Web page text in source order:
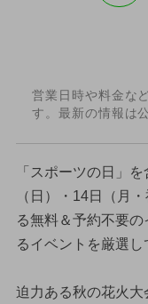
営業日時や料金な
す。最新の情報は
「スポーツの日」
（日）・14日（月
る無料＆予約不要
るイベントを厳選し
迫力ある秋の花火